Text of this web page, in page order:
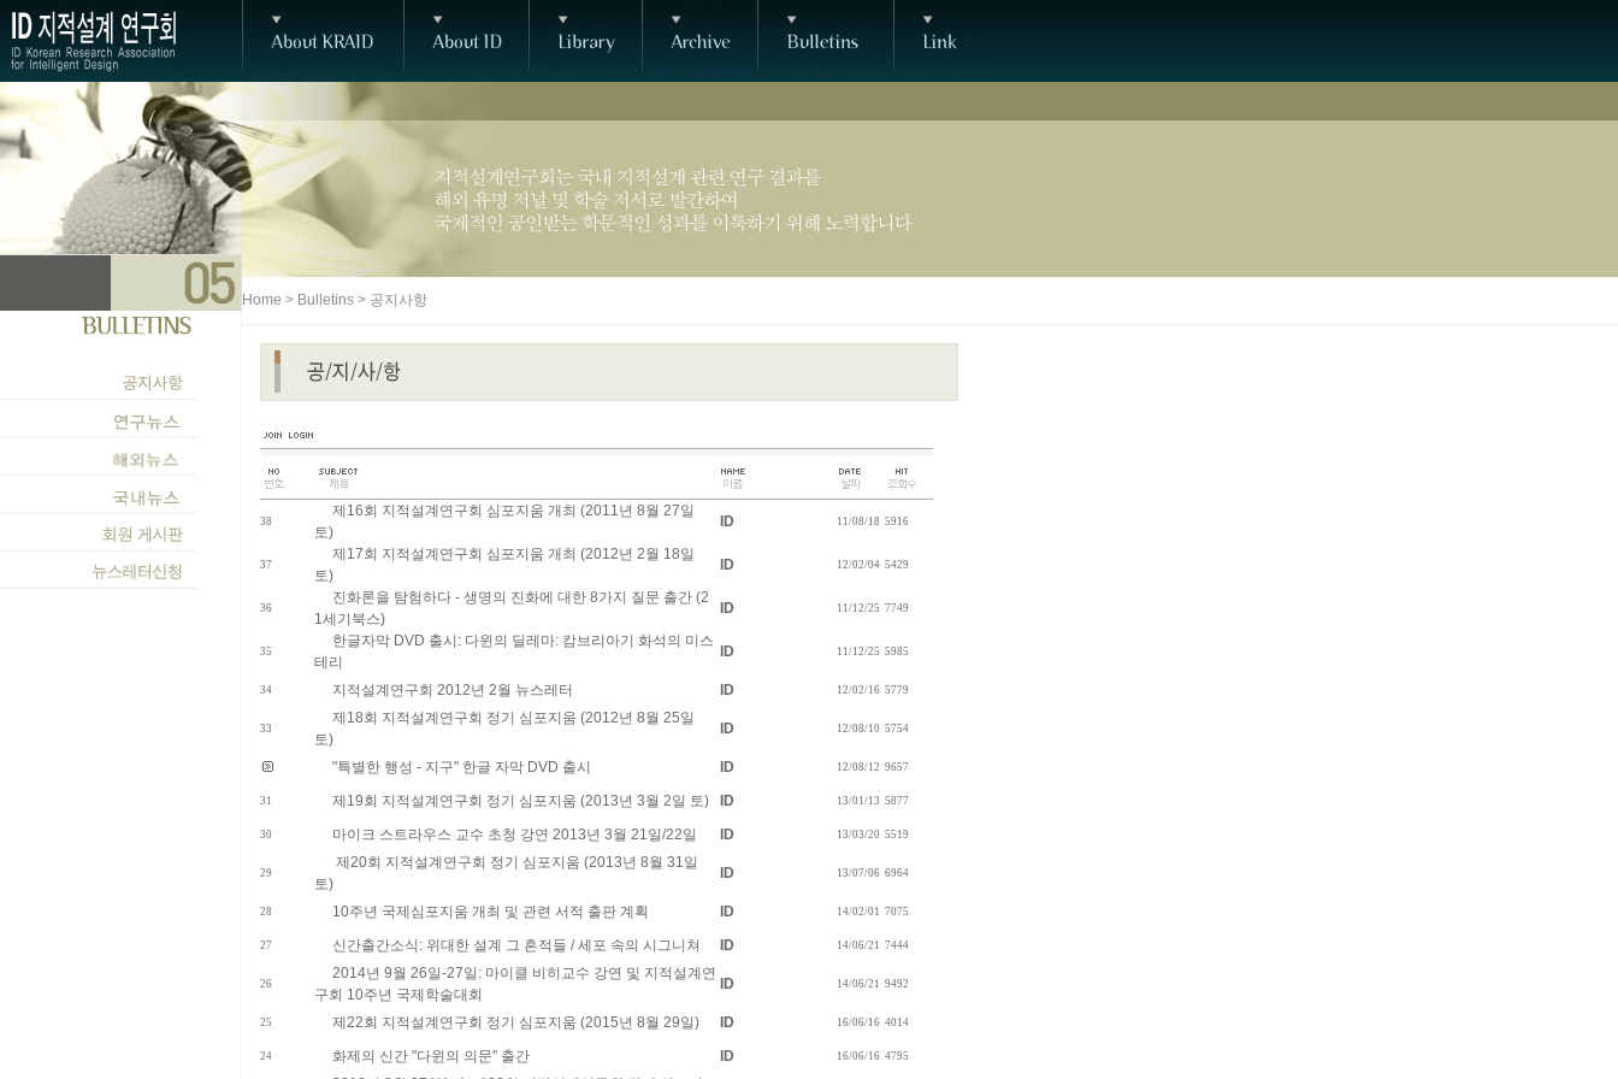
Home > Bulletins > 공지사항
38
제16회 지적설계연구회 심포지움 개최 (2011년 8월 27일
토)
ID 11/08/18 5916
37
제17회 지적설계연구회 심포지움 개최 (2012년 2월 18일
토)
ID 12/02/04 5429
36
진화론을 탐험하다 - 생명의 진화에 대한 8가지 질문 출간 (2
1세기북스)
ID 11/12/25 7749
35
한글자막 DVD 출시: 다윈의 딜레마: 캄브리아기 화석의 미스
테리
ID 11/12/25 5985
34 지적설계연구회 2012년 2월 뉴스레터 ID 12/02/16 5779
33
제18회 지적설계연구회 정기 심포지움 (2012년 8월 25일
토)
ID 12/08/10 5754
"특별한 행성 - 지구" 한글 자막 DVD 출시 ID 12/08/12 9657
31 제19회 지적설계연구회 정기 심포지움 (2013년 3월 2일 토) ID 13/01/13 5877
30 마이크 스트라우스 교수 초청 강연 2013년 3월 21일/22일 ID 13/03/20 5519
29
제20회 지적설계연구회 정기 심포지움 (2013년 8월 31일
토)
ID 13/07/06 6964
28 10주년 국제심포지움 개최 및 관련 서적 출판 계획 ID 14/02/01 7075
27 신간출간소식: 위대한 설계 그 흔적들 / 세포 속의 시그니쳐 ID 14/06/21 7444
26
2014년 9월 26일-27일: 마이클 비히교수 강연 및 지적설계연
구회 10주년 국제학술대회
ID 14/06/21 9492
25 ​제22회 지적설계연구회 정기 심포지움 (2015년 8월 29일) ID 16/06/16 4014
24 화제의 신간 "다윈의 의문" 출간 ID 16/06/16 4795